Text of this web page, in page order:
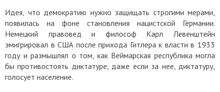
Идея, что демократию нужно защищать строгими мерами,
появилась на фоне становления нацистской Германии.
Немецкий правовед и философ Карл Левенштейн
эмигрировал в США после прихода Гитлера к власти в 1933
году и размышлял о том, как Веймарская республика могла
бы противостоять диктатуре, даже если за нее, диктатуру,
голосует население.